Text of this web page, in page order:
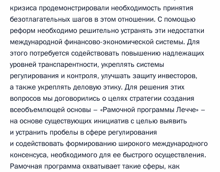
кризиса продемонстрировали необходимость принятия
безотлагательных шагов в этом отношении. С помощью
реформ необходимо решительно устранять эти недостатки
международной финансово-экономической системы. Для
этого потребуется содействовать повышению надлежащих
уровней транспарентности, укреплять системы
регулирования и контроля, улучшать защиту инвесторов,
а также укреплять деловую этику. Для решения этих
вопросов мы договорились о целях стратегии создания
всеобъемлющей основы – «Рамочной программы Лечче» –
на основе существующих инициатив с целью выявить
и устранить пробелы в сфере регулирования
и содействовать формированию широкого международного
консенсуса, необходимого для ее быстрого осуществления.
Рамочная программа охватывает такие сферы, как